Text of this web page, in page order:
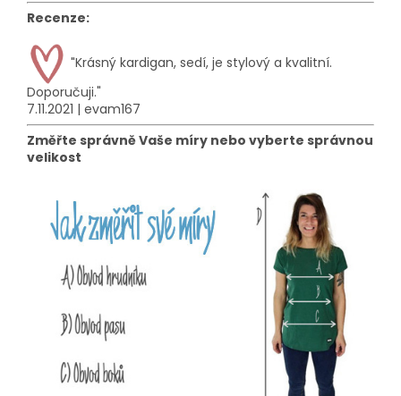
Recenze:
"Krásný kardigan, sedí, je stylový a kvalitní.
Doporučuji."
7.11.2021 | evam167
Změřte správně Vaše míry nebo vyberte správnou
velikost